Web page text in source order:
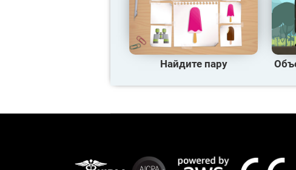
Найдите пару